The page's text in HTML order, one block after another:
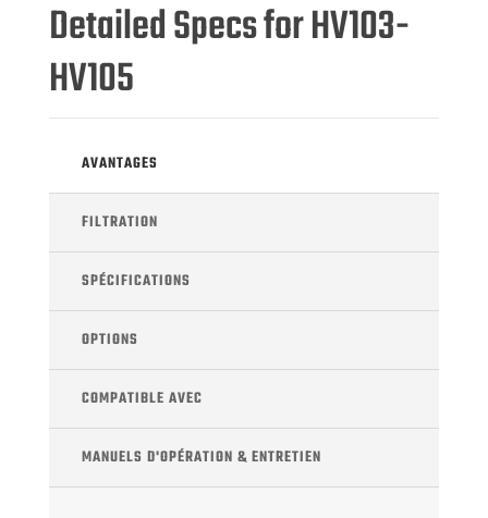
Detailed Specs for HV103-
HV105
AVANTAGES
FILTRATION
SPÉCIFICATIONS
OPTIONS
COMPATIBLE AVEC
MANUELS D'OPÉRATION & ENTRETIEN